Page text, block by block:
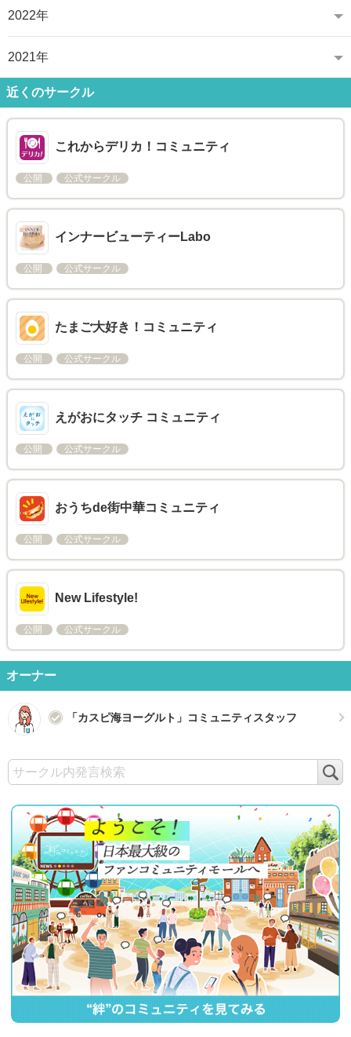
2022年
2021年
近くのサークル
これからデリカ！コミュニティ
公開 公式サークル
インナービューティーLabo
公開 公式サークル
たまご大好き！コミュニティ
公開 公式サークル
えがおにタッチ コミュニティ
公開 公式サークル
おうちde街中華コミュニティ
公開 公式サークル
New Lifestyle!
公開 公式サークル
オーナー
「カスピ海ヨーグルト」コミュニティスタッフ